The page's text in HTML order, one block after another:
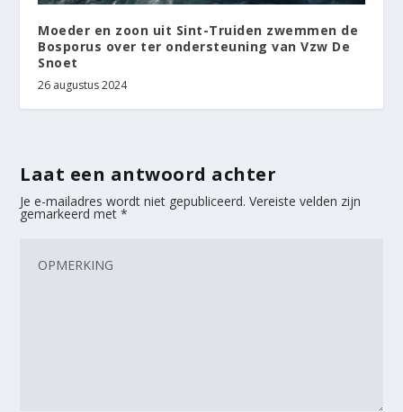
Moeder en zoon uit Sint-Truiden zwemmen de
Bosporus over ter ondersteuning van Vzw De
Snoet
26 augustus 2024
Laat een antwoord achter
Je e-mailadres wordt niet gepubliceerd. Vereiste velden zijn
gemarkeerd met*